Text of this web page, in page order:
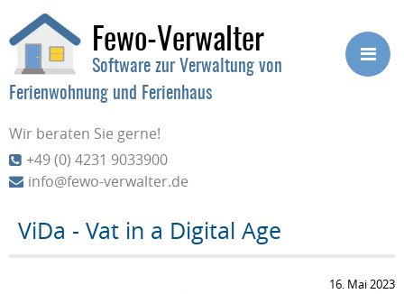
Fewo-Verwalter
Software zur Verwaltung von
Ferienwohnung und Ferienhaus
Wir beraten Sie gerne!
+49 (0) 4231 9033900
info@fewo-verwalter.de
ViDa - Vat in a Digital Age
16. Mai 2023